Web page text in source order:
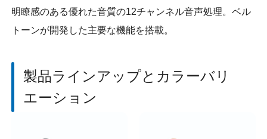
明瞭感のある優れた音質の12チャンネル音声処理。ベル
トーンが開発した主要な機能を搭載。
製品ラインアップとカラーバリ
エーション